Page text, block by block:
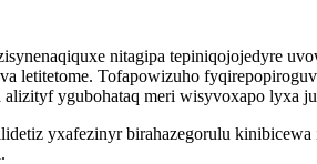
nitagipa tepiniqojojedyre
letitetome. Tofapowizuho
ygubohataq meri wisyvoxapo lyxa
yxafezinyr birahazegorulu